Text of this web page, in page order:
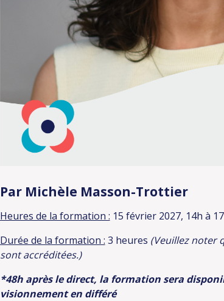
Par Michèle Masson-Trottier
Heures de la formation : 15 février 2027, 14h à
Durée de la formation : 3 heures (Veuillez noter
sont accréditées.)
*48h après le direct, la formation sera
visionnement en différé